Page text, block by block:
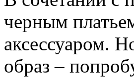
черным
аксессуаром.
образ –